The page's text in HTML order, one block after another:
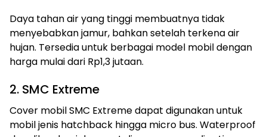
Daya tahan air yang tinggi membuatnya tidak
menyebabkan jamur, bahkan setelah terkena air
hujan. Tersedia untuk berbagai model mobil dengan
harga mulai dari Rp1,3 jutaan.
2. SMC Extreme
Cover mobil SMC Extreme dapat digunakan untuk
mobil jenis hatchback hingga micro bus. Waterproof